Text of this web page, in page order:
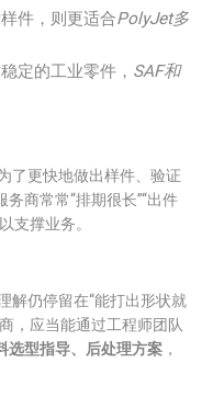
件，则更适合PolyJet多
定的工业零件， SAF和
了更快地做出样件、验证
商常常“排期很长”“出件
支撑业务。
解仍停留在“能打出形状就
，应当能通过工程师团队
选型指导、后处理方案 ，